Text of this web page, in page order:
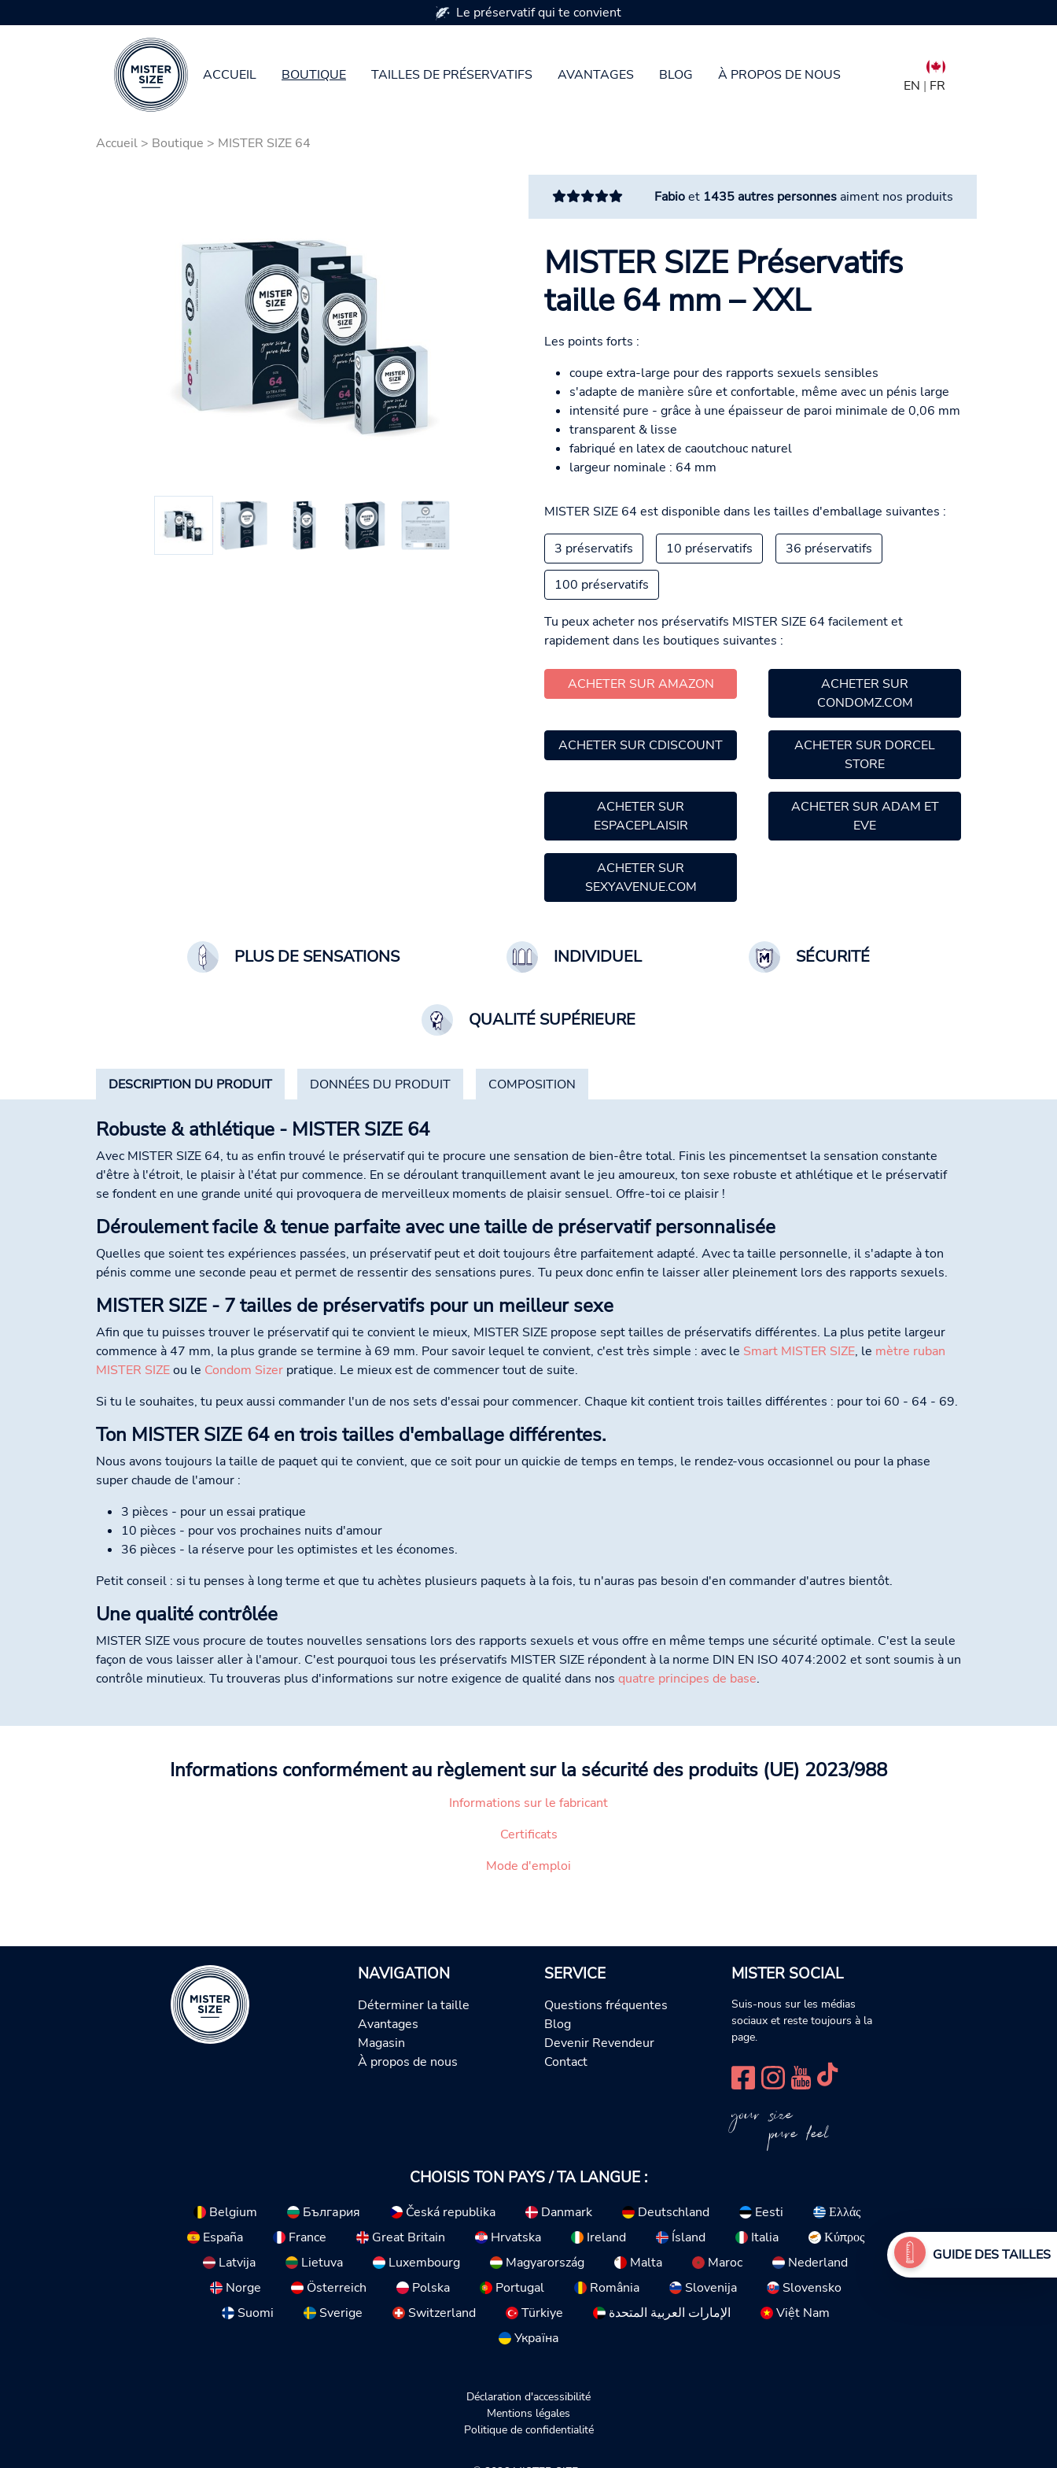
ACCUEIL BOUTIQUE TAILLES DE PRÉSERVATIFS AVANTAGES BLOG À PROPOS DE NOUS
EN | FR
Le préservatif qui te convient
Accueil > Boutique > MISTER SIZE 64
Fabioet 1435 autres personnesaiment nos produits
MISTER SIZE Préservatifs
taille 64 mm – XXL
Les points forts :
coupe extra-large pour des rapports sexuels sensibles
s'adapte de manière sûre et confortable, même avec un pénis large
intensité pure - grâce à une épaisseur de paroi minimale de 0,06 mm
transparent & lisse
fabriqué en latex de caoutchouc naturel
largeur nominale : 64 mm
MISTER SIZE 64 est disponible dans les tailles d'emballage suivantes :
3 préservatifs 10 préservatifs 36 préservatifs
100 préservatifs
Tu peux acheter nos préservatifs MISTER SIZE 64 facilement et
rapidement dans les boutiques suivantes :
ACHETER SUR AMAZON
ACHETER SUR
CONDOMZ.COM
ACHETER SUR CDISCOUNT
ACHETER SUR DORCEL
STORE
ACHETER SUR
ESPACEPLAISIR
ACHETER SUR ADAM ET
EVE
ACHETER SUR
SEXYAVENUE.COM
PLUS DE SENSATIONS INDIVIDUEL SÉCURITÉ
QUALITÉ SUPÉRIEURE
DESCRIPTION DU PRODUIT DONNÉES DU PRODUIT COMPOSITION
Robuste & athlétique - MISTER SIZE 64
Avec MISTER SIZE 64, tu as enfin trouvé le préservatif qui te procure une sensation de bien-être total. Finis les pincementset la sensation constante
d'être à l'étroit, le plaisir à l'état pur commence. En se déroulant tranquillement avant le jeu amoureux, ton sexe robuste et athlétique et le préservatif
se fondent en une grande unité qui provoquera de merveilleux moments de plaisir sensuel. Offre-toi ce plaisir !
Déroulement facile & tenue parfaite avec une taille de préservatif personnalisée
Quelles que soient tes expériences passées, un préservatif peut et doit toujours être parfaitement adapté. Avec ta taille personnelle, il s'adapte à ton
pénis comme une seconde peau et permet de ressentir des sensations pures. Tu peux donc enfin te laisser aller pleinement lors des rapports sexuels.
MISTER SIZE - 7 tailles de préservatifs pour un meilleur sexe
Afin que tu puisses trouver le préservatif qui te convient le mieux, MISTER SIZE propose sept tailles de préservatifs différentes. La plus petite largeur
commence à 47 mm, la plus grande se termine à 69 mm. Pour savoir lequel te convient, c'est très simple : avec le Smart MISTER SIZE, le mètre ruban
MISTER SIZEou le Condom Sizer pratique. Le mieux est de commencer tout de suite.
Si tu le souhaites, tu peux aussi commander l'un de nos sets d'essai pour commencer. Chaque kit contient trois tailles différentes : pour toi 60 - 64 - 69.
Ton MISTER SIZE 64 en trois tailles d'emballage différentes.
Nous avons toujours la taille de paquet qui te convient, que ce soit pour un quickie de temps en temps, le rendez-vous occasionnel ou pour la phase
super chaude de l'amour :
3 pièces - pour un essai pratique
10 pièces - pour vos prochaines nuits d'amour
36 pièces - la réserve pour les optimistes et les économes.
Petit conseil : si tu penses à long terme et que tu achètes plusieurs paquets à la fois, tu n'auras pas besoin d'en commander d'autres bientôt.
Une qualité contrôlée
MISTER SIZE vous procure de toutes nouvelles sensations lors des rapports sexuels et vous offre en même temps une sécurité optimale. C'est la seule
façon de vous laisser aller à l'amour. C'est pourquoi tous les préservatifs MISTER SIZE répondent à la norme DIN EN ISO 4074:2002 et sont soumis à un
contrôle minutieux. Tu trouveras plus d'informations sur notre exigence de qualité dans nos quatre principes de base.
Informations conformément au règlement sur la sécurité des produits (UE) 2023/988
Informations sur le fabricant
Certificats
Mode d'emploi
NAVIGATION
Déterminer la taille
Avantages
Magasin
À propos de nous
SERVICE
Questions fréquentes
Blog
Devenir Revendeur
Contact
MISTER SOCIAL
Suis-nous sur les médias
sociaux et reste toujours à la
page.
your size
pure feel
CHOISIS TON PAYS / TA LANGUE :
Belgium България Česká republika Danmark Deutschland Eesti
Ελλάς
España
France Great Britain Hrvatska Ireland Ísland Italia
Κύπρος
Latvija
Lietuva Luxembourg Magyarország Malta Maroc
Nederland
Norge
Österreich Polska Portugal România Slovenija
Slovensko
Suomi
Sverige Switzerland Türkiye الإمارات العربية المتحدة
Việt Nam
Україна
Déclaration d'accessibilité
Mentions légales
Politique de confidentialité
GUIDE DES TAILLES